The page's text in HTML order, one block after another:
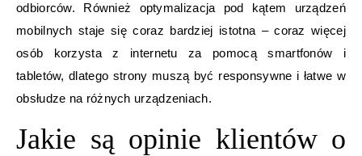
odbiorców. Również optymalizacja pod kątem urządzeń
mobilnych staje się coraz bardziej istotna – coraz więcej
osób korzysta z internetu za pomocą smartfonów i
tabletów, dlatego strony muszą być responsywne i łatwe w
obsłudze na różnych urządzeniach.
Jakie są opinie klientów o